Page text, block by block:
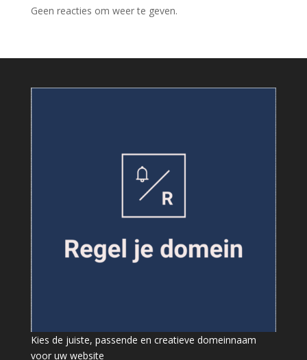
Geen reacties om weer te geven.
Kies de juiste, passende en creatieve domeinnaam
voor uw website